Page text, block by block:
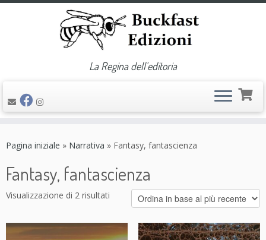
La Regina dell'editoria
Pagina iniziale » Narrativa » Fantasy, fantascienza
Fantasy, fantascienza
Visualizzazione di 2 risultati